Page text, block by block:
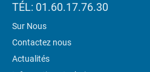
TÉL: 01.60.17.76.30
Sur Nous
Contactez nous
Actualités